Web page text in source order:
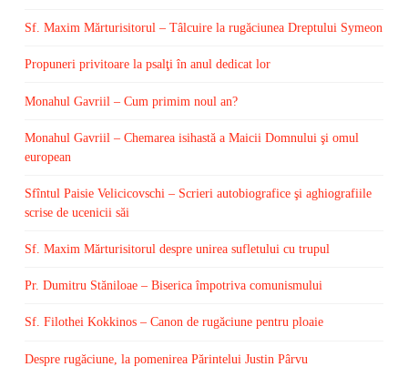
Sf. Maxim Mărturisitorul – Tâlcuire la rugăciunea Dreptului Symeon
Propuneri privitoare la psalţi în anul dedicat lor
Monahul Gavriil – Cum primim noul an?
Monahul Gavriil – Chemarea isihastă a Maicii Domnului şi omul
european
Sfîntul Paisie Velicicovschi – Scrieri autobiografice şi aghiografiile
scrise de ucenicii săi
Sf. Maxim Mărturisitorul despre unirea sufletului cu trupul
Pr. Dumitru Stăniloae – Biserica împotriva comunismului
Sf. Filothei Kokkinos – Canon de rugăciune pentru ploaie
Despre rugăciune, la pomenirea Părintelui Justin Pârvu